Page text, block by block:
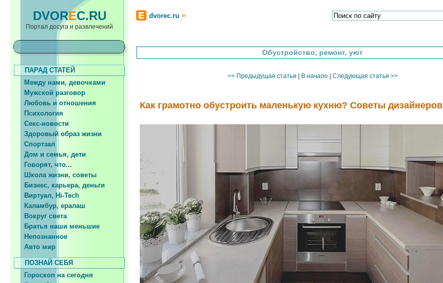
DVOREC.RU
Портал досуга и развлечений
dvorec.ru »
ПАРАД СТАТЕЙ
Между нами, девочками
Мужской разговор
Любовь и отношения
Психология
Секс-новости
Здоровый образ жизни
Спортзал
Дом и семья, дети
Говорят, что...
Школа жизни, советы
Бизнес, карьера, деньги
Виртуал, Hi-Tech
Каламбур, ералаш
Вокруг света
Братья наши меньшие
Непознанное
Авто мир
ПОЗНАЙ СЕБЯ
Гороскоп на сегодня
Обустройство, ремонт, уют
<< Предыдущая статья В начало| Следующая статья >>
Как грамотно обустроить маленькую кухню? Советы дизайнеров